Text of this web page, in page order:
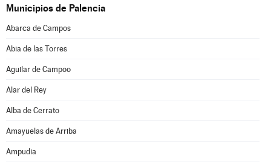
Municipios de Palencia
Abarca de Campos
Abia de las Torres
Aguilar de Campoo
Alar del Rey
Alba de Cerrato
Amayuelas de Arriba
Ampudia